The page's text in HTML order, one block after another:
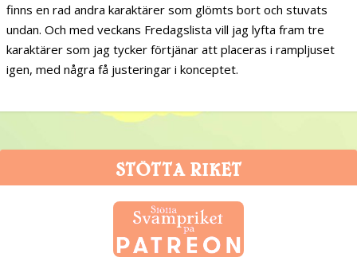
finns en rad andra karaktärer som glömts bort och stuvats
undan. Och med veckans Fredagslista vill jag lyfta fram tre
karaktärer som jag tycker förtjänar att placeras i rampljuset
igen, med några få justeringar i konceptet.
STÖTTA RIKET